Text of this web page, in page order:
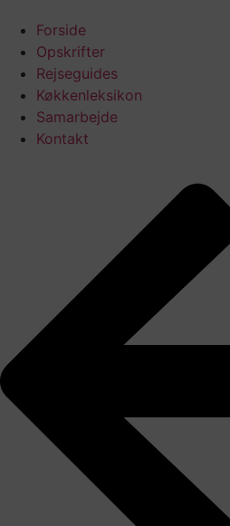
Forside
Opskrifter
Rejseguides
Køkkenleksikon
Samarbejde
Kontakt